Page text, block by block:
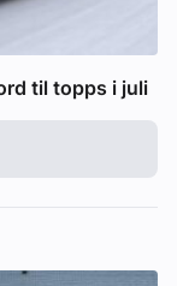
til topps i juli